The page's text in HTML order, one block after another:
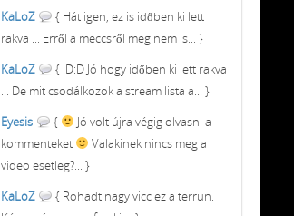
KaLoZ
{ Hát igen, ez is időben ki lett
rakva ... Erről a meccsről meg nem is... }
KaLoZ
{ :D:D Jó hogy időben ki lett rakva
... De mit csodálkozok a stream lista a... }
Eyesis
{
Jó volt újra végig olvasni a
kommenteket
Valakinek nincs meg a
video esetleg?... }
KaLoZ
{ Rohadt nagy vicc ez a terrun.